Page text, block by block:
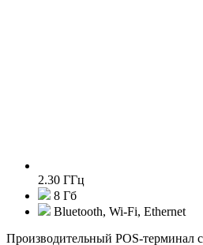
2.30 ГГц
8 Гб
Bluetooth, Wi-Fi, Ethernet
Производительный POS-терминал